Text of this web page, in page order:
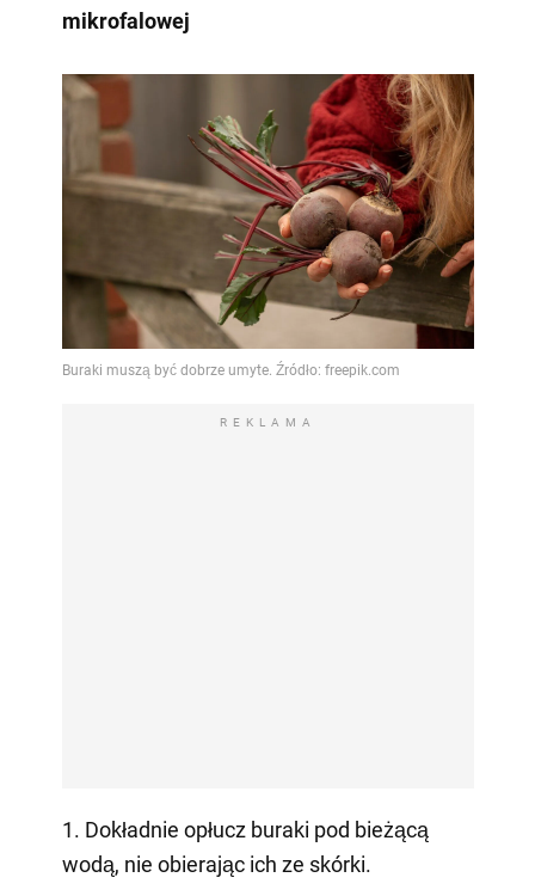
mikrofalowej
REKLAMA
1. Dokładnie opłucz buraki pod bieżącą
wodą, nie obierając ich ze skórki.